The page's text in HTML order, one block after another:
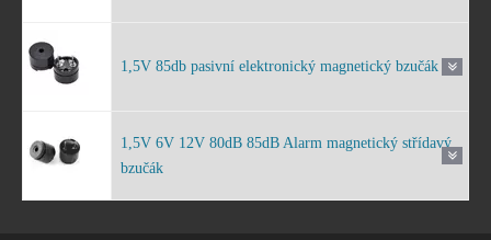
1,5V 85db pasivní elektronický magnetický bzučák
1,5V 6V 12V 80dB 85dB Alarm magnetický střídavý
bzučák